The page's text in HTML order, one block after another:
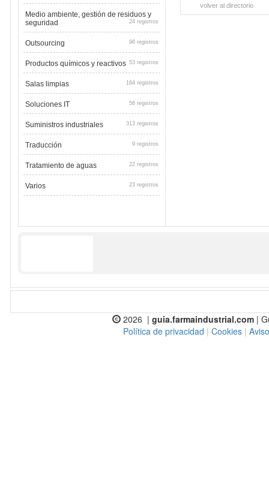
Medio ambiente, gestión de residuos y
seguridad
24 registros
Outsourcing 96 registros
Productos químicos y reactivos 53 registros
Salas limpias 164 registros
Soluciones IT 56 registros
Suministros industriales 313 registros
Traducción 9 registros
Tratamiento de aguas 22 registros
Varios 23 registros
volver al directorio
2026 | guia.farmaindustrial.com |
Política de privacidad | Cookies |